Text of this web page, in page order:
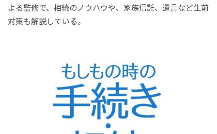
よる監修で、相続のノウハウや、家族信託、遺言など生前
対策も解説している。